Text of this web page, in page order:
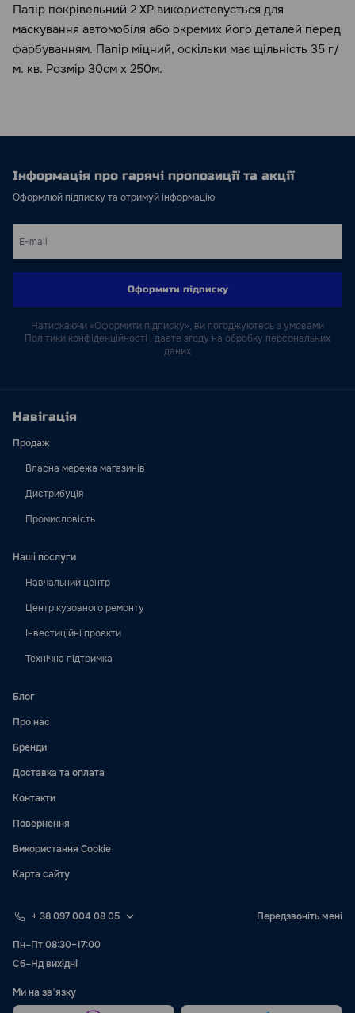
Папір покрівельний 2 ХР використовується для
маскування автомобіля або окремих його деталей перед
фарбуванням. Папір міцний, оскільки має щільність 35 г/
м. кв. Розмір 30см х 250м.
Інформація про гарячі пропозиції та акції
Оформлюй підписку та отримуй інформацію
Оформити підписку
Натискаючи «Оформити підписку», ви погоджуютесь з умовами
Політики конфіденційності і даєте згоду на обробку персональних
даних
Навігація
Продаж
Власна мережа магазинів
Дистрибуція
Промисловість
Наші послуги
Навчальний центр
Центр кузовного ремонту
Інвестиційні проєкти
Технічна підтримка
Блог
Про нас
Бренди
Доставка та оплата
Контакти
Повернення
Використання Cookie
Карта сайту
+ 38 097 004 08 05 Передзвоніть мені
Пн–Пт 08:30–17:00
Сб–Нд вихідні
Ми на звʼязку